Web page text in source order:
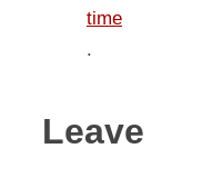
time
.
Leave